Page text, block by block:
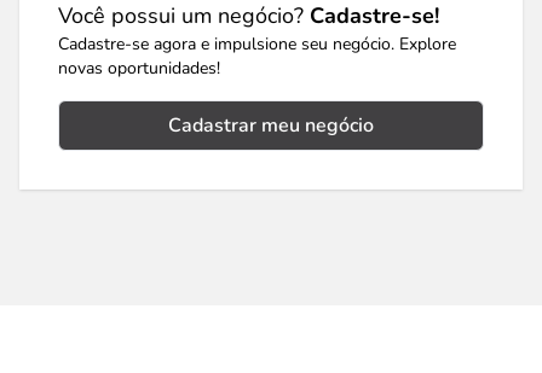
Você possui um negócio? Cadastre-se!
Cadastre-se agora e impulsione seu negócio. Explore
novas oportunidades!
Cadastrar meu negócio